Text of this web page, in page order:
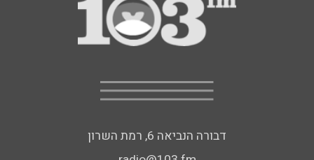
דבורה הנביאה 6, רמת השרון